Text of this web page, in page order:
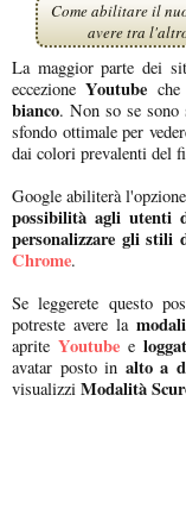
Come abilitare il
avere tra
La maggior parte dei
eccezioneYoutube
bianco. Non so se
sfondo ottimale per
dai colori prevalenti del
Google abiliterà
possibilità agli utenti
personalizzare gli stili
Chrome.
Se leggerete questo
potreste avere la
aprite Youtubee
avatar posto in alto a
visualizzi Modalità